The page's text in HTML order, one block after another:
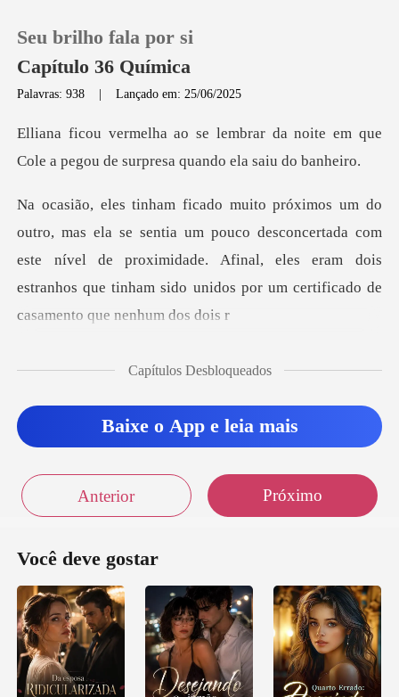
0
Histórico
Sair
Seu brilho fala por si
Capítulo 36 Química
Palavras: 938 |Lançado em: 25/06/2025
r da noite em que
Cole a pegou de s
pouco desconcertada com
este nível de proximidade. Afinal, eles eram dois
estran
Capítulos Desbloqueados
Baixe o App e leia mais
Anterior Próximo
Você deve gostar